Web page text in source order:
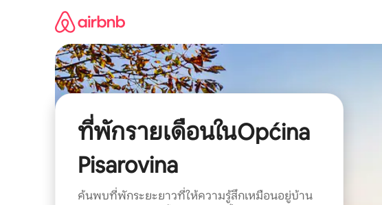
ที่พักรายเดือนในOpćina
Pisarovina
ค้นพบที่พักระยะยาวที่ให้ความรู้สึกเหมือนอยู่บ้าน